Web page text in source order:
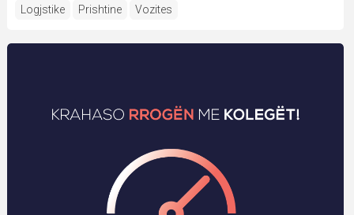
Logjstike
Prishtine Vozites